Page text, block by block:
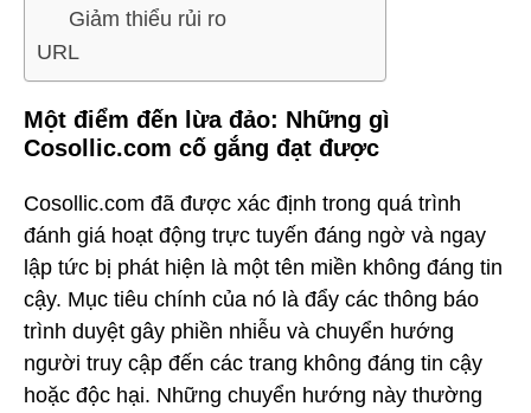
Giảm thiểu rủi ro
URL
Một điểm đến lừa đảo: Những gì
Cosollic.com cố gắng đạt được
Cosollic.com đã được xác định trong quá trình
đánh giá hoạt động trực tuyến đáng ngờ và ngay
lập tức bị phát hiện là một tên miền không đáng tin
cậy. Mục tiêu chính của nó là đẩy các thông báo
trình duyệt gây phiền nhiễu và chuyển hướng
người truy cập đến các trang không đáng tin cậy
hoặc độc hại. Những chuyển hướng này thường